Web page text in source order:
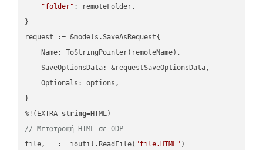
"folder" : remoteFolder,
}
request := &models.SaveAsRequest{
    Name: ToStringPointer(remoteName),
    SaveOptionsData: &requestSaveOptionsData,
    Optionals: options,
}
%!(EXTRA string
// Μετατροπή HTML σε ODP
file, _ := ioutil.ReadFile( "file.HTML" )